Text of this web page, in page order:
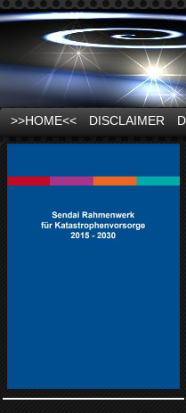
News und
>>HOME<< DISCLAIMER